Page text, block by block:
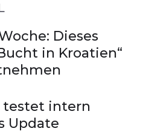
Dieses
in Kroatien“
testet intern
Update